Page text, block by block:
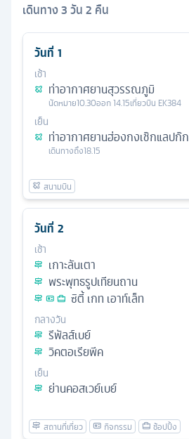
เดินทาง3วัน2 คืน
วันที่ 1
เช้า
ท่าอากาศยานสุวรรณภูมิ
นัดหมาย10.30ออก14.15เที่ยวบิน EK384
เย็น
ท่าอากาศยานฮ่องกงเช๊กแลปก๊ก
เดินทางถึง18.15
วันที่ 2
เช้า
เกาะลันเตา
พระพุทธรูปเทียนถาน
ซิตี้ เกท เอาท์เล็ท
กลางวัน
รีพัลส์เบย์
วิคตอเรียพีค
เย็น
ย่านคอสเวย์เบย์